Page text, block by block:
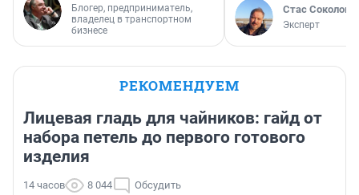
Блогер, предприниматель,
владелец в транспортном
бизнесе
Стас Соколов
Эксперт
РЕКОМЕНДУЕМ
Лицевая гладь для чайников: гайд от
набора петель до первого готового
изделия
14 часов 8 044 Обсудить